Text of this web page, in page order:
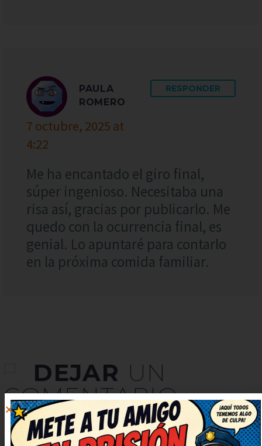
PAULA
ROMERO
7 octubre, 2025 at
4:22
RESPONDER
Me ha encantado el giro final,
súper ingenioso. Necesitaba una
risa así, gracias por publicarlo. Me
quedo con la ocurrencia final, es
genial. Lo apuntaré para contarlo
en la próxima comida familiar.
DEJAR UN
COMENTARIO